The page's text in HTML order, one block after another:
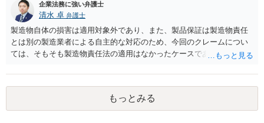
り，具体的な発注内容を記載した発注書及び条件提示書を交付するな
どし，ゲーム機の売買契約が確実に締結されるとの過大な期待を抱か
せてゲーム機の開発，製造に至らせたなど判示の事情の下では，Ｙ
は，Ｘに対する契約準備段階における信義則上の注意義務に違反した
ものとして，これによりＸに生じた損害を賠償する責任を負う。」
企業法務に強い弁護士
清水 卓 弁護士
製造物自体の損害は適用対象外であり、また、製品保証は製造物責任
とは別の製造業者による自主的な対応のため、今回のクレームについ
ては、そもそも製造物責任法の適用はなかったケースである可能性が
行為責任、契約不適合責任、債務不履行責任等の問題が生じる可能性
が、ありますが、そのためには、被害者側で加害者の過失や品質の契
約不適合等を立証する必要があります。 今回のケースのように、販
売（11月）からクレーム（翌年1月中旬）までの間に２ヶ月程度の期間
もっとみる